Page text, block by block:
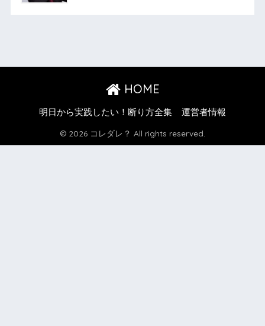
HOME
明日から実践したい！断り方全集 運営者情報
© 2026 コレダレ？ All rights reserved.